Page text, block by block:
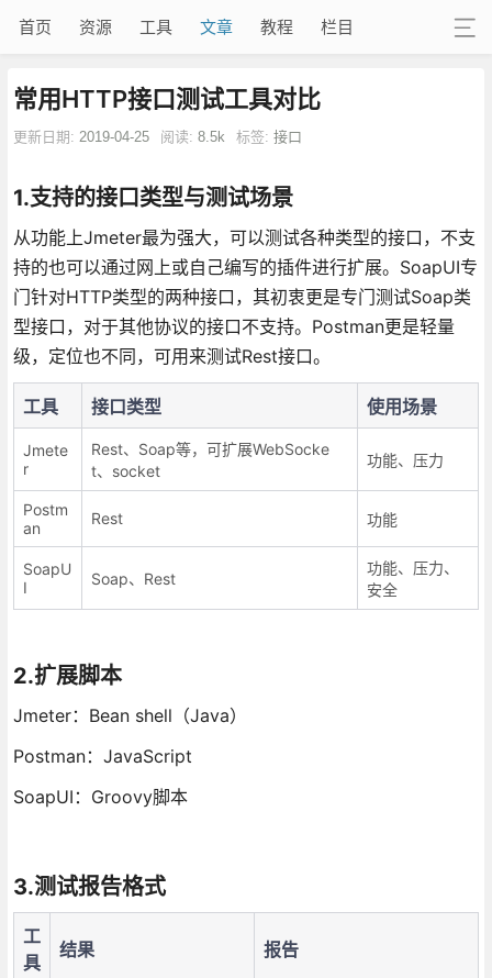
首页 资源 工具 文章 教程 栏目
常用HTTP接口测试工具对比
更新日期: 2019-04-25 阅读: 8.5k 标签: 接口
1.支持的接口类型与测试场景
从功能上Jmeter最为强大，可以测试各种类型的接口，不支
持的也可以通过网上或自己编写的插件进行扩展。SoapUI专
门针对HTTP类型的两种接口，其初衷更是专门测试Soap类
型接口，对于其他协议的接口不支持。Postman更是轻量
级，定位也不同，可用来测试Rest接口。
工具 接口类型 使用场景
Jmete
r
Rest、Soap等，可扩展WebSocke
t、socket
功能、压力
Postm
an
Rest 功能
SoapU
I
Soap、Rest
功能、压力、
安全
2.扩展脚本
Jmeter：Bean shell（Java）
Postman：JavaScript
SoapUI：Groovy脚本
3.测试报告格式
工
具
结果 报告